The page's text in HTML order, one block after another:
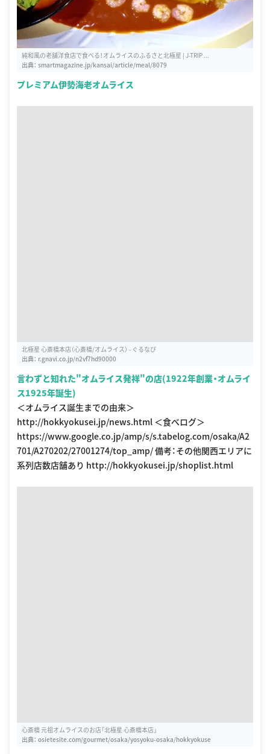
純和風の老舗洋食店で食べる！オムライスのふるさと北極星 | J-TRIP ...
出典： smartmagazine.jp/kansai/article/meal/8079
プレミアム伊勢海老オムライス
北極星 心斎橋本店（心斎橋/オムライス） - ぐるなび
出典： r.gnavi.co.jp/n2vf7hd90000
言わずと知れた"オムライス発祥"の店(1922年創業・オムライ
ス1925年誕生)
＜オムライス誕生までの由来＞
http://hokkyokusei.jp/news.html ＜食べログ＞
https://www.google.co.jp/amp/s/s.tabelog.com/osaka/A2
701/A270202/27001274/top_amp/ 備考：その他関西エリアに
系列店数店舗あり http://hokkyokusei.jp/shoplist.html
心斎橋 元祖オムライスのお店「北極星 心斎橋本店」
出典： osietesite.com/gourmet/osaka/yosyoku-osaka/hokkyokuse